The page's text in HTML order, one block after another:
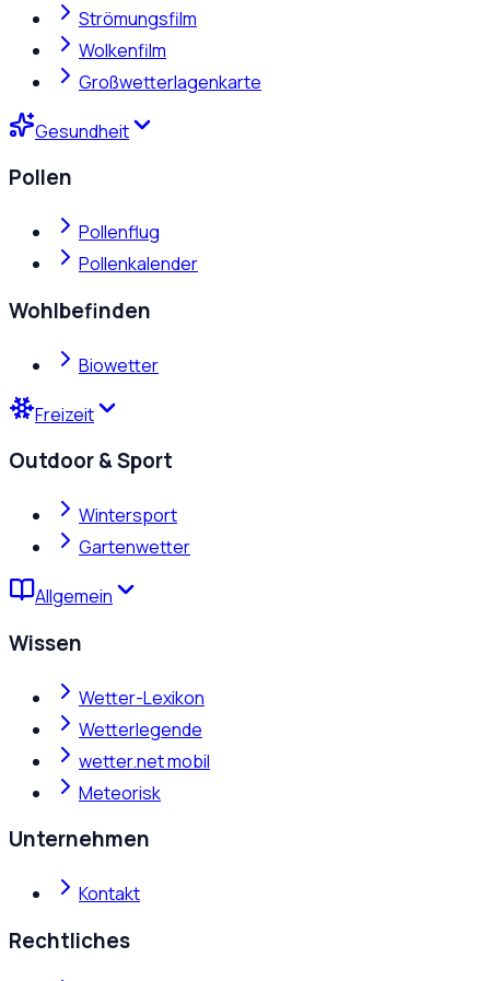
Strömungsfilm
Wolkenfilm
Großwetterlagenkarte
Gesundheit
Pollen
Pollenflug
Pollenkalender
Wohlbefinden
Biowetter
Freizeit
Outdoor & Sport
Wintersport
Gartenwetter
Allgemein
Wissen
Wetter-Lexikon
Wetterlegende
wetter.net mobil
Meteorisk
Unternehmen
Kontakt
Rechtliches